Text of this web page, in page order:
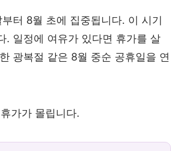
터 8월 초에 집중됩니다. 이 시기
. 일정에 여유가 있다면 휴가를 살
광복절 같은 8월 중순 공휴일을 연
가가 몰립니다.